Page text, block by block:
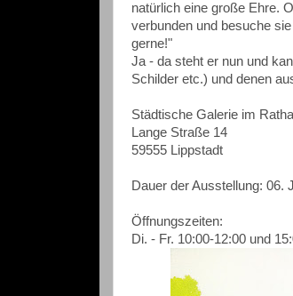
natürlich eine große Ehre.
verbunden und besuche
gerne!"
Ja - da steht er nun und
Schilder etc.) und denen
Städtische Galerie im
Lange Straße 14
59555 Lippstadt
Dauer der Ausstellung: 06.
Öffnungszeiten:
Di. - Fr. 10:00-12:00 und